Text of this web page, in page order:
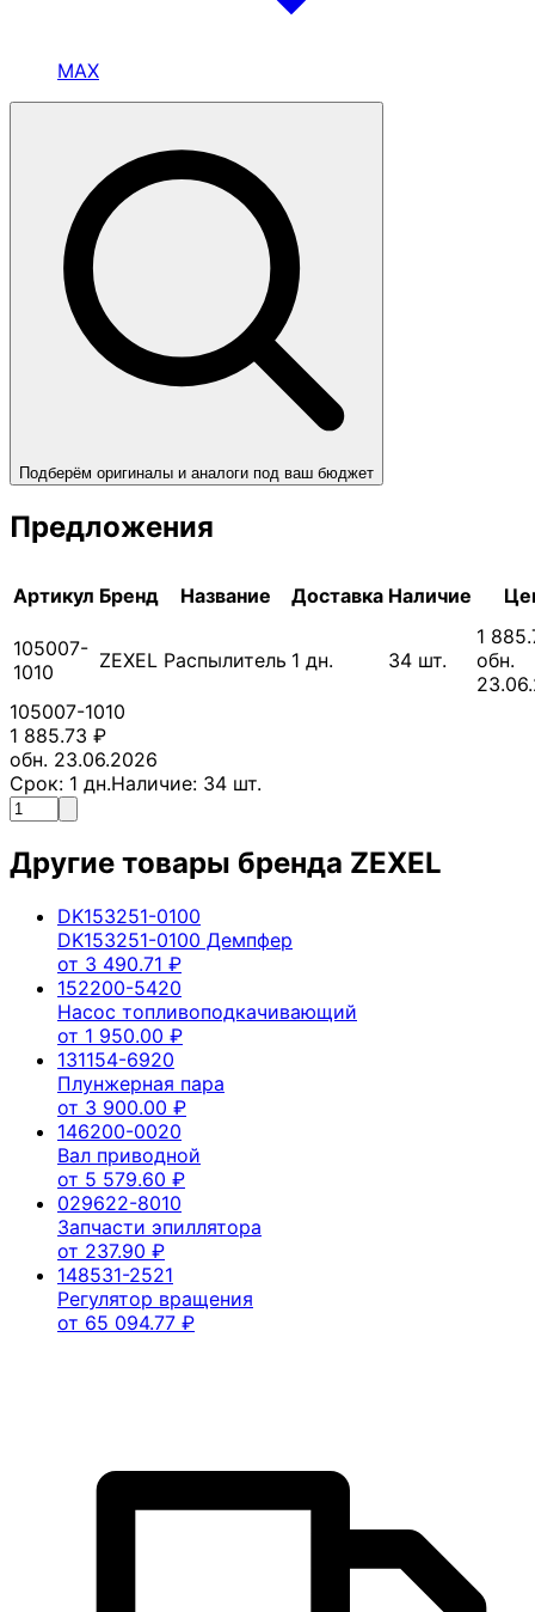
MAX
Подберём оригиналы и аналоги под ваш бюджет
Предложения
Артикул Бренд Название Доставка Наличие
105007-
1010
ZEXEL Распылитель 1 дн. 34 шт.
1
обн.
105007-1010
1 885.73 ₽
обн. 23.06.2026
Срок: 1 дн.Наличие: 34 шт.
Другие товары бренда ZEXEL
DK153251-0100
DK153251-0100 Демпфер
от 3 490.71 ₽
152200-5420
Насос топливоподкачивающий
от 1 950.00 ₽
131154-6920
Плунжерная пара
от 3 900.00 ₽
146200-0020
Вал приводной
от 5 579.60 ₽
029622-8010
Запчасти эпиллятора
от 237.90 ₽
148531-2521
Регулятор вращения
от 65 094.77 ₽